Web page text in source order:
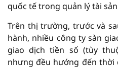
quốc tế trong quản lý tài
Trên thị trường, trước và
hành, nhiều công ty sàn
giao dịch tiền số (tùy
nhưng đều hướng đến thời